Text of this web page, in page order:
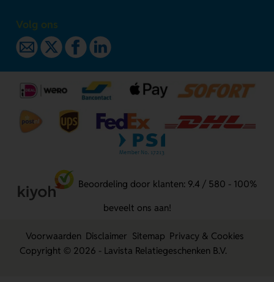
Volg ons
Beoordeling door klanten: 9.4 / 580 - 100%
beveelt ons aan!
Voorwaarden Disclaimer Sitemap Privacy & Cookies
Copyright © 2026 - Lavista Relatiegeschenken B.V.